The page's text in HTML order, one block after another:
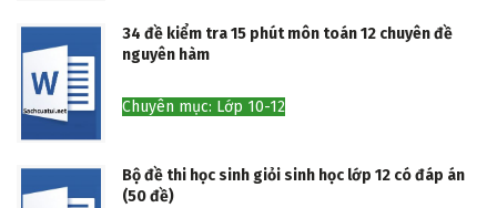
34 đề kiểm tra 15 phút môn toán 12 chuyên đề
nguyên hàm
Chuyên mục: Lớp 10-12
Bộ đề thi học sinh giỏi sinh học lớp 12 có đáp án
(50 đề)